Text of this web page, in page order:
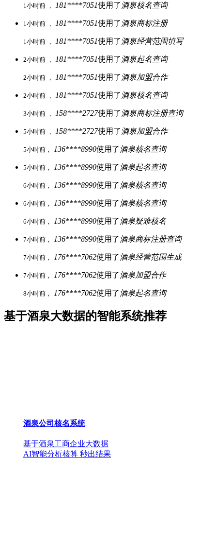
1小时前 ， 181****7051使用了 酒泉核名查询
1小时前 ， 181****7051使用了 酒泉商标注册
1小时前 ， 181****7051使用了 酒泉经营范围填写
2小时前 ， 181****7051使用了 酒泉起名查询
2小时前 ， 181****7051使用了 酒泉加盟合作
2小时前 ， 181****7051使用了 酒泉核名查询
3小时前 ， 158****2727使用了 酒泉商标注册查询
5小时前 ， 158****2727使用了 酒泉加盟合作
5小时前， 136****8990使用了 酒泉核名查询
5小时前， 136****8990使用了 酒泉起名查询
6小时前， 136****8990使用了 酒泉核名查询
6小时前， 136****8990使用了 酒泉核名查询
6小时前， 136****8990使用了 酒泉疑难核名
7小时前， 136****8990使用了 酒泉商标注册查询
7小时前， 176****7062使用了 酒泉经营范围生成
7小时前， 176****7062使用了 酒泉加盟合作
8小时前， 176****7062使用了 酒泉起名查询
基于酒泉大数据的智能系统推荐
酒泉公司核名系统
基于酒泉工商企业大数据
AI智能分析核算 秒出结果